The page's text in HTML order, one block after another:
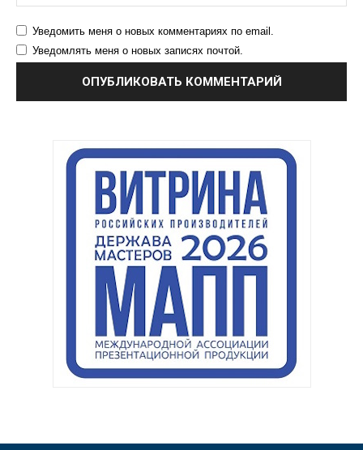
Уведомить меня о новых комментариях по email.
Уведомлять меня о новых записях почтой.